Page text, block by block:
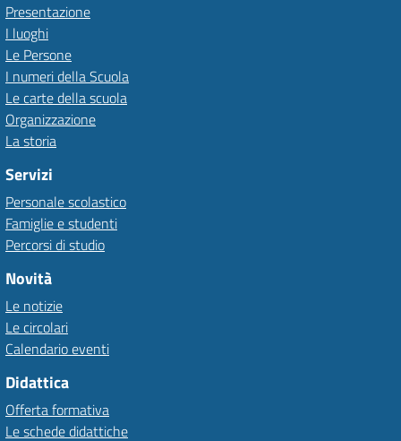
Presentazione
I luoghi
Le Persone
I numeri della Scuola
Le carte della scuola
Organizzazione
La storia
Servizi
Personale scolastico
Famiglie e studenti
Percorsi di studio
Novità
Le notizie
Le circolari
Calendario eventi
Didattica
Offerta formativa
Le schede didattiche